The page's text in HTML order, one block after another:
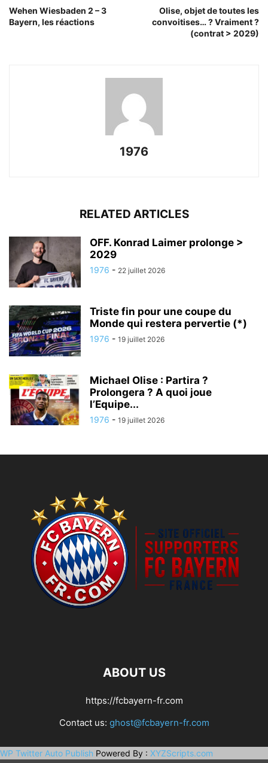
Wehen Wiesbaden 2 – 3
Bayern, les réactions
Olise, objet de toutes les
convoitises… ? Vraiment ?
(contrat > 2029)
1976
RELATED ARTICLES
OFF. Konrad Laimer prolonge >
2029
1976 - 22 juillet 2026
Triste fin pour une coupe du
Monde qui restera pervertie (*)
1976 - 19 juillet 2026
Michael Olise : Partira ?
Prolongera ? A quoi joue
l’Equipe...
1976 - 19 juillet 2026
ABOUT US
https://fcbayern-fr.com
Contact us: ghost@fcbayern-fr.com
WP Twitter Auto Publish Powered By : XYZScripts.com